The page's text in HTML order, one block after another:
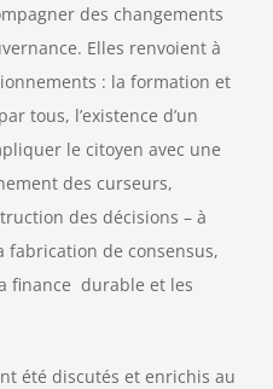
des changements
Elles renvoient à
: la formation et
tous, l’existence d’un
le citoyen avec une
des curseurs,
des décisions – à
fabrication de consensus,
finance durable et les
été discutés et enrichis au